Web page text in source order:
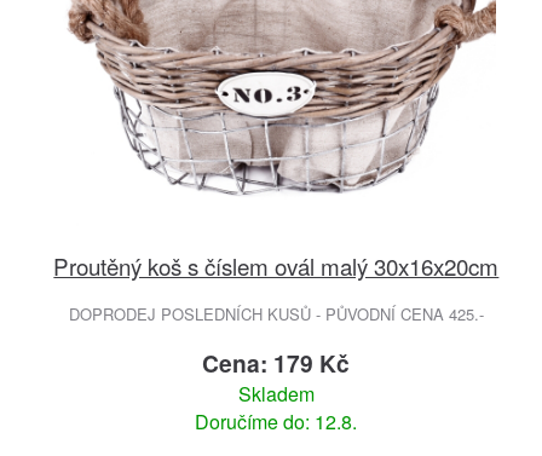
Proutěný koš s číslem ovál malý 30x16x20cm
DOPRODEJ POSLEDNÍCH KUSŮ - PŮVODNÍ CENA 425.-
Cena: 179 Kč
Skladem
Doručíme do: 12.8.